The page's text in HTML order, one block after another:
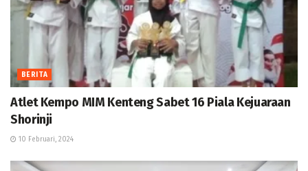
BERITA
Atlet Kempo MIM Kenteng Sabet 16 Piala Kejuaraan
Shorinji
10 Februari, 2024